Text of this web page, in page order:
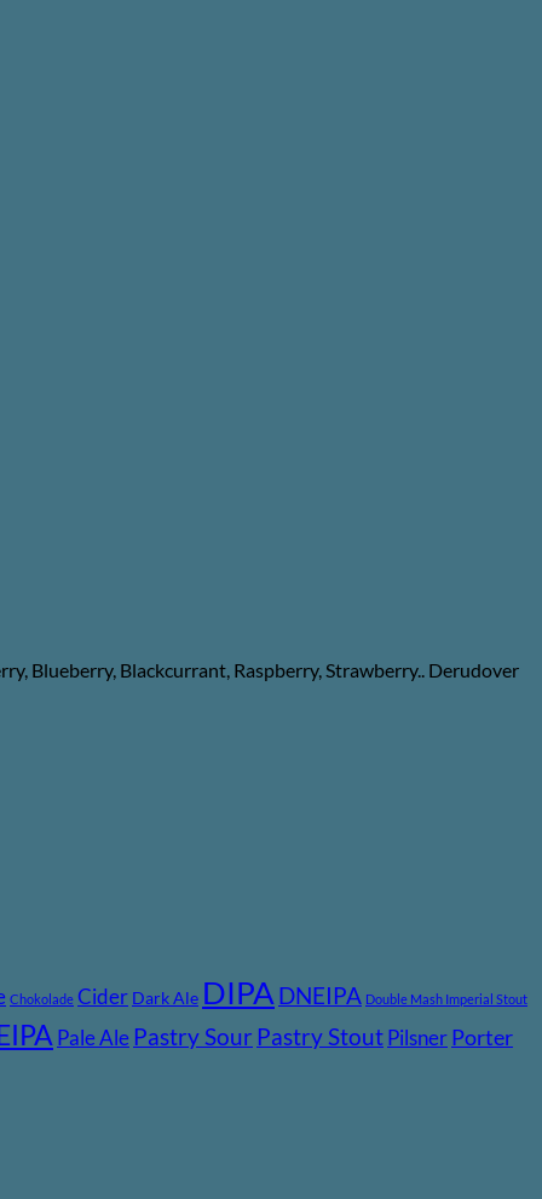
Blueberry, Blackcurrant, Raspberry, Strawberry.. Derudover
Chokolade Cider Dark Ale DIPA DNEIPA Double Mash Imperial Stout
Pale Ale Pastry Sour Pastry StoutPilsnerPorter